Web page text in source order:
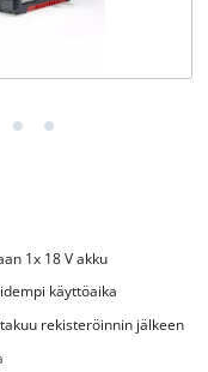
1x 18 V akku
käyttöaika
rekisteröinnin jälkeen